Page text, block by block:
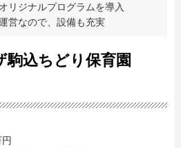
リジナルプログラムを導入
営なので、設備も充実
駒込ちどり保育園
児童発達支援事業所
テンダーの運営施設